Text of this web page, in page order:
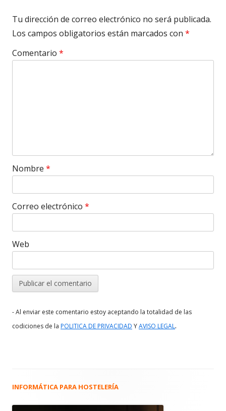
Tu dirección de correo electrónico no será publicada.
Los campos obligatorios están marcados con *
Comentario *
Nombre *
Correo electrónico *
Web
- Al enviar este comentario estoy aceptando la totalidad de las
codiciones de la POLITICA DE PRIVACIDAD YAVISO LEGAL.
Barra
INFORMÁTICA PARA HOSTELERÍA